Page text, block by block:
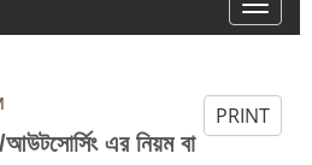
PRINT
আউটসোর্সিং এর নিয়ম বা